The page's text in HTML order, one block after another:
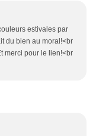
estivales par
du bien au moral!<br
merci pour le lien!<br